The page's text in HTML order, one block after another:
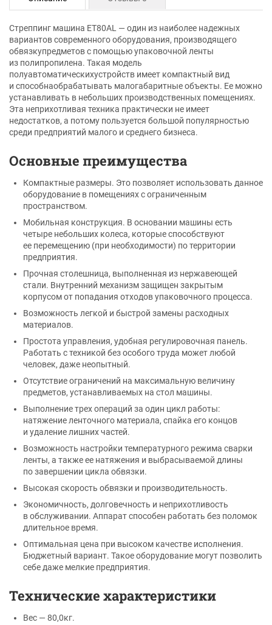
Стреппинг машина ET80AL — один из наиболее надежных
вариантов современного оборудования, производящего
обвязкупредметов с помощью упаковочной ленты
из полипропилена. Такая модель
полуавтоматическихустройств имеет компактный вид
и способнаобрабатывать малогабаритные объекты. Ее можно
устанавливать в небольших производственных помещениях.
Эта неприхотливая техника практически не имеет
недостатков, а потому пользуется большой популярностью
среди предприятий малого и среднего бизнеса.
Основные преимущества
Компактные размеры. Это позволяет использовать данное
оборудование в помещениях с ограниченным
пространством.
Мобильная конструкция. В основании машины есть
четыре небольших колеса, которые способствуют
ее перемещению (при необходимости) по территории
предприятия.
Прочная столешница, выполненная из нержавеющей
стали. Внутренний механизм защищен закрытым
корпусом от попадания отходов упаковочного процесса.
Возможность легкой и быстрой замены расходных
материалов.
Простота управления, удобная регулировочная панель.
Работать с техникой без особого труда может любой
человек, даже неопытный.
Отсутствие ограничений на максимальную величину
предметов, устанавливаемых на стол машины.
Выполнение трех операций за один цикл работы:
натяжение ленточного материала, спайка его концов
и удаление лишних частей.
Возможность настройки температурного режима сварки
ленты, а также ее натяжения и выбрасываемой длины
по завершении цикла обвязки.
Высокая скорость обвязки и производительность.
Экономичность, долговечность и неприхотливость
в обслуживании. Аппарат способен работать без поломок
длительное время.
Оптимальная цена при высоком качестве исполнения.
Бюджетный вариант. Такое оборудование могут позволить
себе даже мелкие предприятия.
Технические характеристики
Вес — 80,0кг.